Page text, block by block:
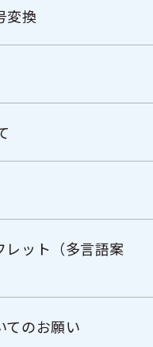
変換
ット（多言語案
てのお願い